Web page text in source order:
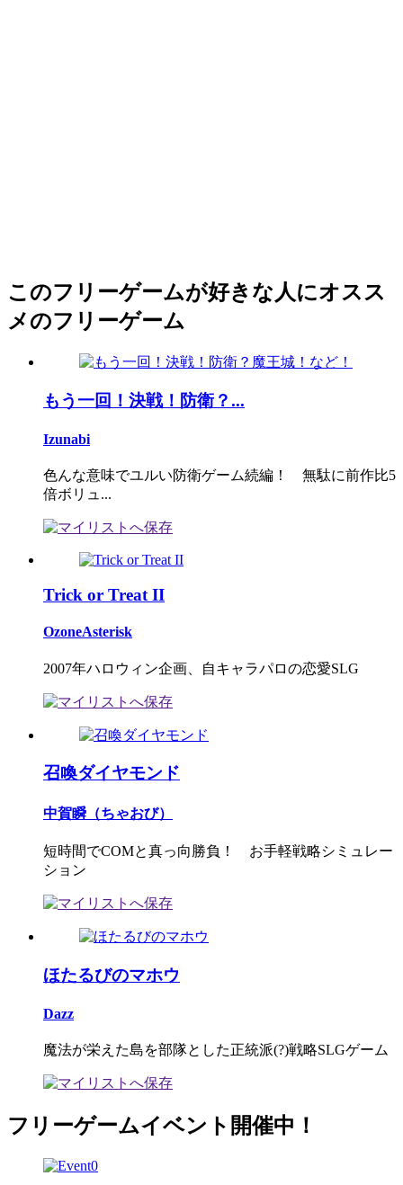
このフリーゲームが好きな人にオスス
メのフリーゲーム
もう一回！決戦！防衛？...
Izunabi
色んな意味でユルい防衛ゲーム続編！ 無駄に前作比5
倍ボリュ...
Trick or Treat II
OzoneAsterisk
2007年ハロウィン企画、自キャラパロの恋愛SLG
召喚ダイヤモンド
中賀瞬（ちゃおび）
短時間でCOMと真っ向勝負！ お手軽戦略シミュレー
ション
ほたるびのマホウ
Dazz
魔法が栄えた島を部隊とした正統派(?)戦略SLGゲーム
フリーゲームイベント開催中！